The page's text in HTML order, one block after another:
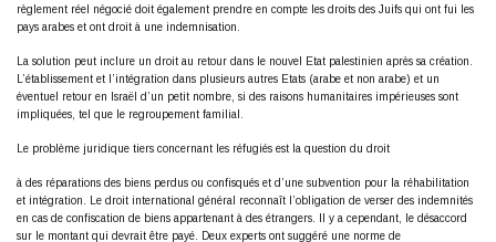
règlement réel négocié doit également prendre en compte les droits des Juifs qui ont fui les
pays arabes et ont droit à une indemnisation.
La solution peut inclure un droit au retour dans le nouvel Etat palestinien après sa création.
L’établissement et l’intégration dans plusieurs autres Etats (arabe et non arabe) et un
éventuel retour en Israël d’un petit nombre, si des raisons humanitaires impérieuses sont
impliquées, tel que le regroupement familial.
Le problème juridique tiers concernant les réfugiés est la question du droit
à des réparations des biens perdus ou confisqués et d’une subvention pour la réhabilitation
et intégration. Le droit international général reconnaît l’obligation de verser des indemnités
en cas de confiscation de biens appartenant à des étrangers. Il y a cependant, le désaccord
sur le montant qui devrait être payé. Deux experts ont suggéré une norme de